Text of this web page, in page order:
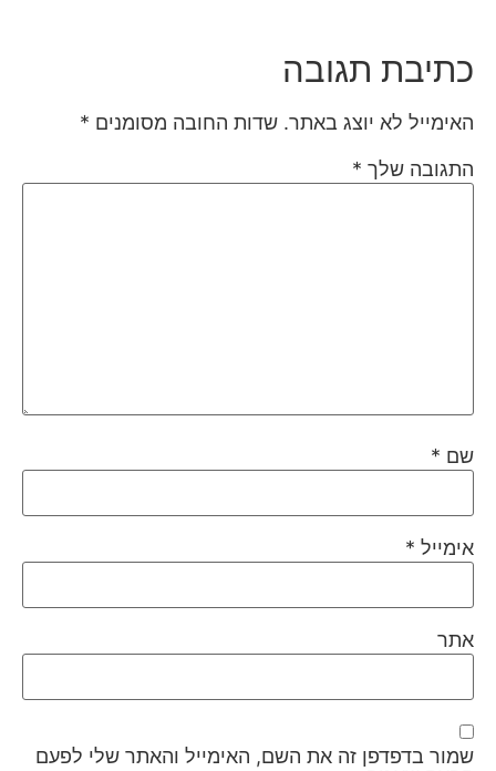
כתיבת תגובה
האימייל לא יוצג באתר. שדות החובה מסומנים *
התגובה שלך *
שם *
אימייל *
אתר
שמור בדפדפן זה את השם, האימייל והאתר שלי לפעם